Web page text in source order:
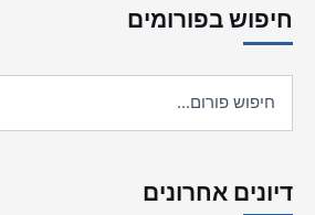
חיפוש בפורומים
דיונים אחרונים